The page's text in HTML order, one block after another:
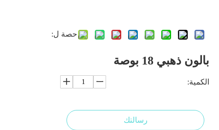
حصة ل:
بالون ذهبي 18 بوصة
الكمية:
رسالتك